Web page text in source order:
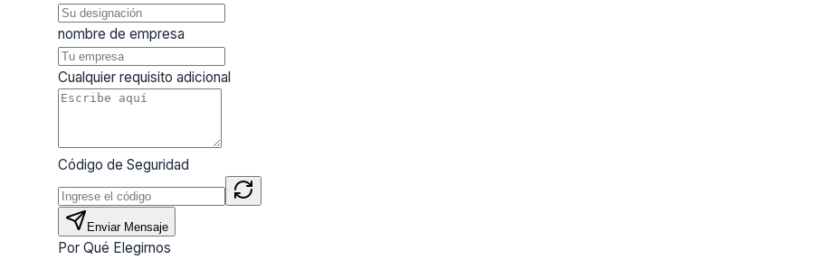
nombre de empresa
Cualquier requisito adicional
Código de Seguridad
Enviar Mensaje
Por Qué Elegirnos